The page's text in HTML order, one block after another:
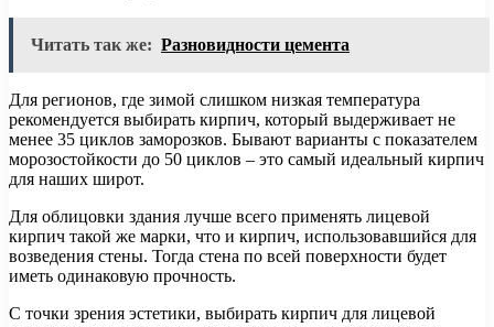
Читать так же: Разновидности цемента
Для регионов, где зимой слишком низкая температура
рекомендуется выбирать кирпич, который выдерживает не
менее 35 циклов заморозков. Бывают варианты с показателем
морозостойкости до 50 циклов – это самый идеальный кирпич
для наших широт.
Для облицовки здания лучше всего применять лицевой
кирпич такой же марки, что и кирпич, использовавшийся для
возведения стены. Тогда стена по всей поверхности будет
иметь одинаковую прочность.
С точки зрения эстетики, выбирать кирпич для лицевой